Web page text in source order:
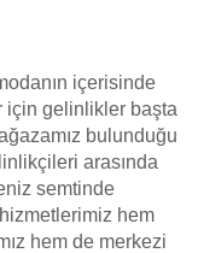
içerisinde
için gelinlikler başta
bulunduğu
arasında
semtinde
hizmetlerimiz hem
hem de merkezi